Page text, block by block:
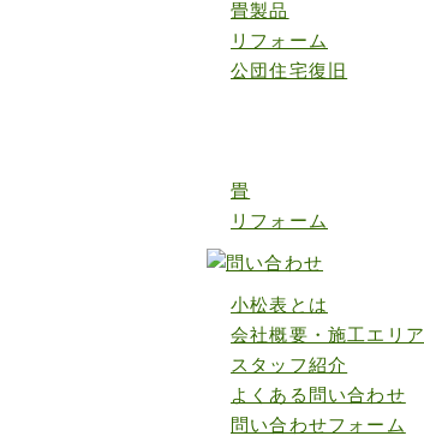
畳製品
リフォーム
公団住宅復旧
畳
リフォーム
小松表とは
会社概要・施工エリア
スタッフ紹介
よくある問い合わせ
問い合わせフォーム